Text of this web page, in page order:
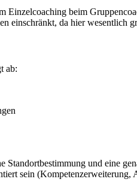
Einzelcoaching beim
einschränkt, da hier wesentlich
ab:
Standortbestimmung und eine
sein